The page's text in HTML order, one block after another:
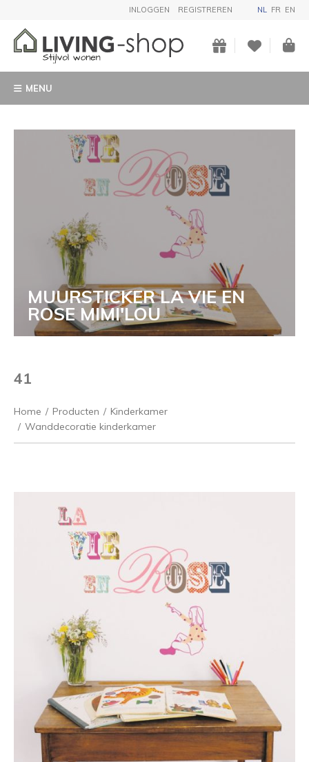
INLOGGEN REGISTREREN NL FR EN
MENU
MUURSTICKER LA VIE EN
ROSE MIMI'LOU
41
Home / Producten / Kinderkamer
/ Wanddecoratie kinderkamer